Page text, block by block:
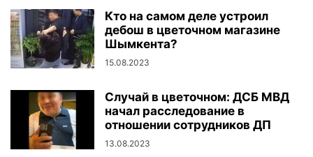
Кто на самом деле устроил
дебош в цветочном магазине
Шымкента?
15.08.2023
Случай в цветочном: ДСБ МВД
начал расследование в
отношении сотрудников ДП
13.08.2023